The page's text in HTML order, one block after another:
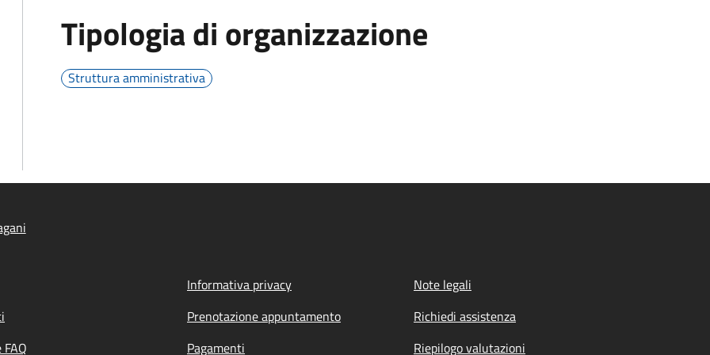
Tipologia di organizzazione
Struttura amministrativa
Informativa privacy
Note legali
Prenotazione appuntamento
Richiedi assistenza
Pagamenti Riepilogo valutazioni